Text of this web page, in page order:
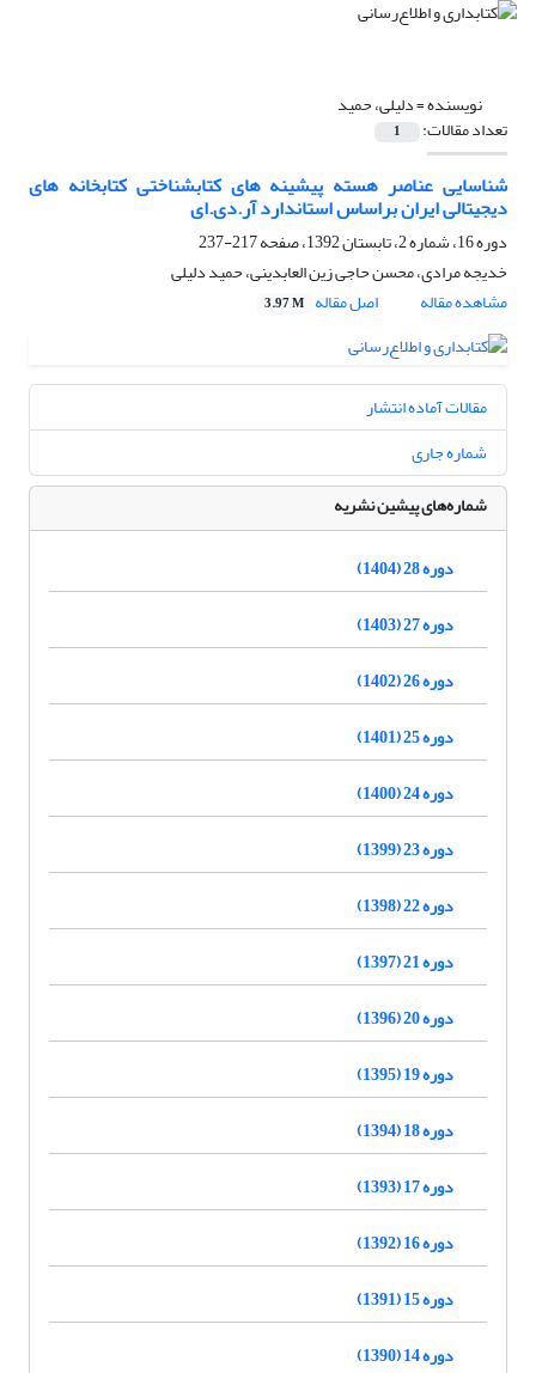
نویسنده =دلیلی، حمید
تعداد مقالات: 1
شناسایی عناصر هسته پیشینه های کتابشناختی کتابخانه های
دیجیتالی ایران براساس استاندارد آر.دی.ای
دوره 16، شماره 2، تابستان 1392، صفحه
217-237
خدیجه مرادی، محسن حاجی زین العابدینی، حمید دلیلی
مشاهده مقاله
اصل مقاله 3.97 M
مقالات آماده انتشار
شماره جاری
شماره‌های پیشین نشریه
دوره 28 (1404)
دوره 27 (1403)
دوره 26 (1402)
دوره 25 (1401)
دوره 24 (1400)
دوره 23 (1399)
دوره 22 (1398)
دوره 21 (1397)
دوره 20 (1396)
دوره 19 (1395)
دوره 18 (1394)
دوره 17 (1393)
دوره 16 (1392)
دوره 15 (1391)
دوره 14 (1390)